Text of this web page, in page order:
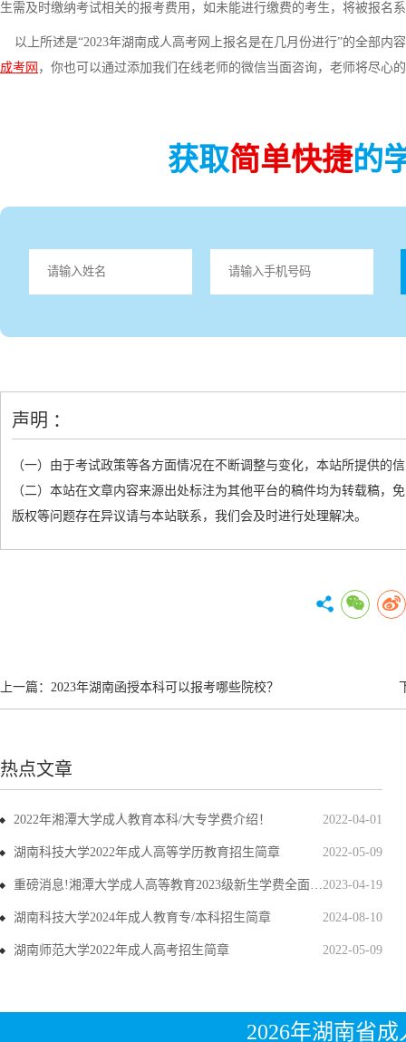
生需及时缴纳考试相关的报考费用，如未能进行缴费的考生，将被报名
以上所述是“2023年湖南成人高考网上报名是在几月份进行”的全部内
成考网 ，你也可以通过添加我们在线老师的微信当面咨询，老师将尽心
获取简单快捷的
声明 ：
（一）由于考试政策等各方面情况在不断调整与变化，本站所提供的
（二）本站在文章内容来源出处标注为其他平台的稿件均为转载稿
版权等问题存在异议请与本站联系，我们会及时进行处理解决。
上一篇： 2023年湖南函授本科可以报考哪些院校？
热点文章
2022-04-01
2022年湘潭大学成人教育本科/大专学费介绍！
2022-05-09
湖南科技大学2022年成人高等学历教育招生简章
2023-04-19
重磅消息!湘潭大学成人高等教育2023级新生学费全面上调
2024-08-10
湖南科技大学2024年成人教育专/本科招生简章
2022-05-09
湖南师范大学2022年成人高考招生简章
2026年湖南省